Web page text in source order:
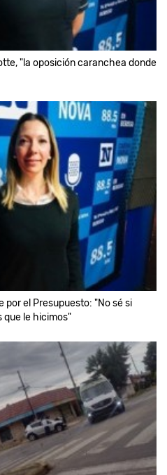
"la oposición caranchea donde
por el Presupuesto: "No sé si
que le hicimos"